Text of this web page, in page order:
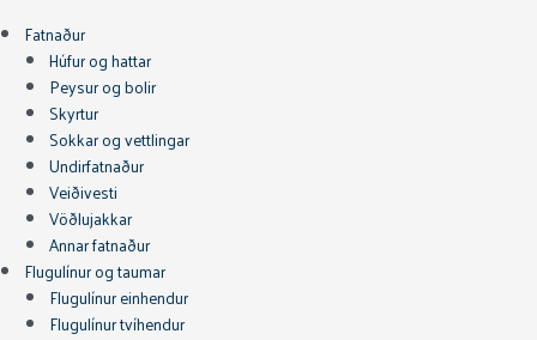
Fatnaður
Húfur og hattar
Peysur og bolir
Skyrtur
Sokkar og vettlingar
Undirfatnaður
Veiðivesti
Vöðlujakkar
Annar fatnaður
Flugulínur og taumar
Flugulínur einhendur
Flugulínur tvíhendur